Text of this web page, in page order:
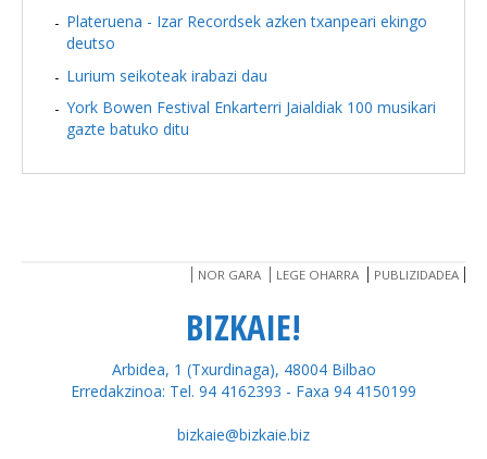
Plateruena - Izar Recordsek azken txanpeari ekingo
deutso
Lurium seikoteak irabazi dau
York Bowen Festival Enkarterri Jaialdiak 100 musikari
gazte batuko ditu
NOR GARA LEGE OHARRA PUBLIZIDADEA
BIZKAIE!
Arbidea, 1 (Txurdinaga), 48004 Bilbao
Erredakzinoa: Tel. 94 4162393 - Faxa 94 4150199
bizkaie@bizkaie.biz